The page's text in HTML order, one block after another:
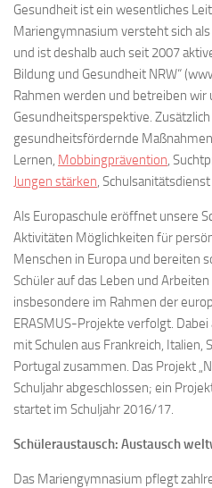
Gesundheit ist ein wesentliches
Mariengymnasium versteht sich
und ist deshalb auch seit 2007
Bildung und Gesundheit NRW“
Rahmen werden und betreiben
Gesundheitsperspektive.
gesundheitsfördernde
Lernen, Mobbingprävention,
Jungen stärken, Schulsanitätsdienst
Als Europaschule eröffnet unsere
Aktivitäten Möglichkeiten für
Menschen in Europa und bereiten
Schüler auf das Leben und
insbesondere im Rahmen der
ERASMUS-Projekte verfolgt.
mit Schulen aus Frankreich, Italien,
Portugal zusammen. Das Projekt
Schuljahr abgeschlossen; ein
startet im Schuljahr 2016/17.
Schüleraustausch: Austausch
Das Mariengymnasium pflegt